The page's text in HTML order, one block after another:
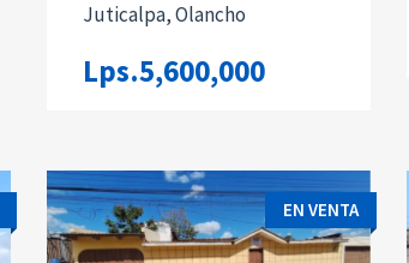
Juticalpa, Olancho
Lps.5,600,000
EN VENTA